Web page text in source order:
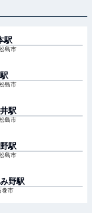
駅
島市
駅
島市
駅
島市
駅
島市
野駅
巻市